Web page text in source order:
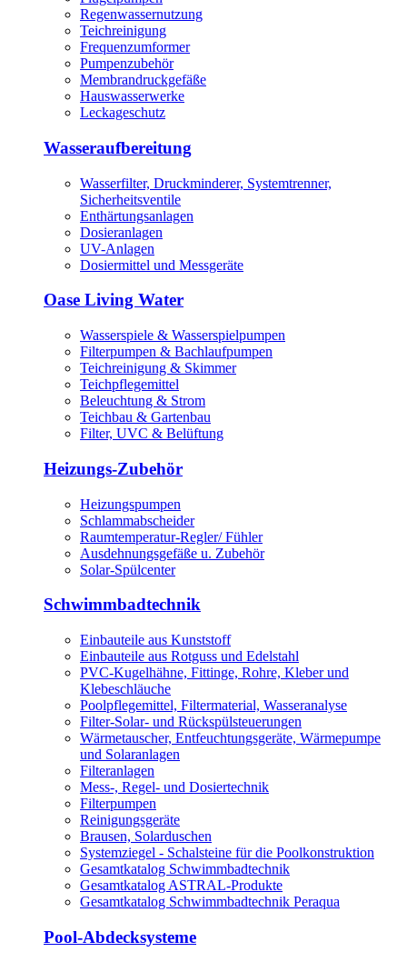
Regenwassernutzung
Teichreinigung
Frequenzumformer
Pumpenzubehör
Membrandruckgefäße
Hauswasserwerke
Leckageschutz
Wasseraufbereitung
Wasserfilter, Druckminderer, Systemtrenner,
Sicherheitsventile
Enthärtungsanlagen
Dosieranlagen
UV-Anlagen
Dosiermittel und Messgeräte
Oase Living Water
Wasserspiele & Wasserspielpumpen
Filterpumpen & Bachlaufpumpen
Teichreinigung & Skimmer
Teichpflegemittel
Beleuchtung & Strom
Teichbau & Gartenbau
Filter, UVC & Belüftung
Heizungs-Zubehör
Heizungspumpen
Schlammabscheider
Raumtemperatur-Regler/ Fühler
Ausdehnungsgefäße u. Zubehör
Solar-Spülcenter
Schwimmbadtechnik
Einbauteile aus Kunststoff
Einbauteile aus Rotguss und Edelstahl
PVC-Kugelhähne, Fittinge, Rohre, Kleber und
Klebeschläuche
Poolpflegemittel, Filtermaterial, Wasseranalyse
Filter-Solar- und Rückspülsteuerungen
Wärmetauscher, Entfeuchtungsgeräte, Wärmepumpe
und Solaranlagen
Filteranlagen
Mess-, Regel- und Dosiertechnik
Filterpumpen
Reinigungsgeräte
Brausen, Solarduschen
Systemziegel - Schalsteine für die Poolkonstruktion
Gesamtkatalog Schwimmbadtechnik
Gesamtkatalog ASTRAL-Produkte
Gesamtkatalog Schwimmbadtechnik Peraqua
Pool-Abdecksysteme